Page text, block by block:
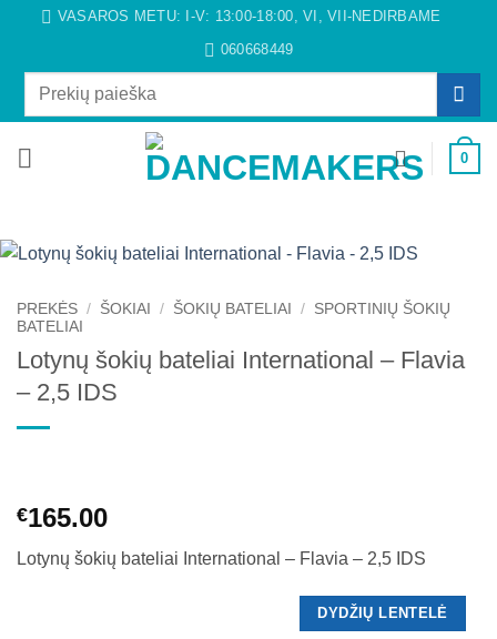
content
VASAROS METU: I-V: 13:00-18:00, VI, VII-NEDIRBAME
060668449
Ieškoti:
0
PREKĖS / ŠOKIAI / ŠOKIŲ BATELIAI / SPORTINIŲ ŠOKIŲ
BATELIAI
Lotynų šokių bateliai International – Flavia
– 2,5 IDS
€165.00
Lotynų šokių bateliai International – Flavia – 2,5 IDS
DYDŽIŲ LENTELĖ